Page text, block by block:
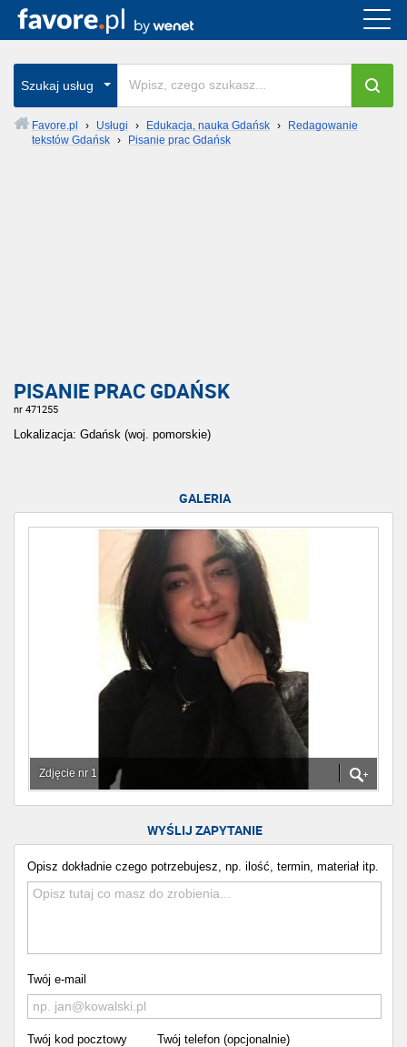
Szukaj usług
Favore.pl › Usługi › Edukacja, nauka Gdańsk ›
Redagowanie
tekstów Gdańsk › Pisanie prac Gdańsk
PISANIE PRAC GDAŃSK
nr 471255
Lokalizacja: Gdańsk (woj. pomorskie)
GALERIA
Zdjęcie nr 1
WYŚLIJ ZAPYTANIE
Opisz dokładnie czego potrzebujesz, np. ilość, termin, materiał itp.
Twój e-mail
Twój kod pocztowy Twój telefon (opcjonalnie)